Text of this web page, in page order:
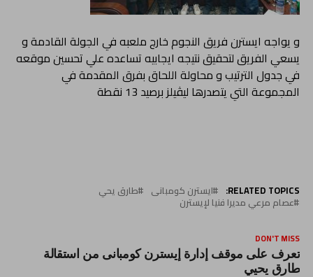
و يواجه ايسترن فريق النجوم خارج ملعبه في الجولة القادمة و
يسعي الفريق لتحقيق نتيجه ايجابيه تساعده علي تحسين موقعه
في جدول الترتيب و محاولة اللحاق بفرق المقدمة في
المجموعة التي يتصدرها ليڤيلز برصيد 13 نقطة
RELATED TOPICS: ايسترن كومبانى طارق يحي
عصام مرعي مديرا فنيا لإيسترن
DON'T MISS
تعرف على موقف إدارة إيسترن كومبانى من استقالة
طارق يحيي